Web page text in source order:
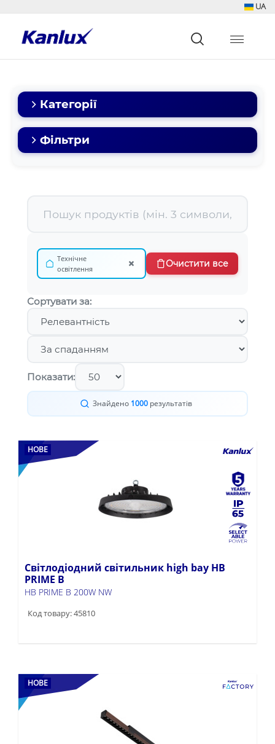
UA
główna
Категорії
Фільтри
Технічне
освітлення
× Очистити все
Сортувати за:
Показати:
Знайдено 1000 результатів
НОВЕ
Світлодіодний світильник high bay HB
PRIME B
HB PRIME B 200W NW
Код товару: 45810
НОВЕ